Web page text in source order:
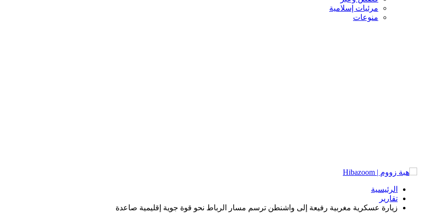
مرئيات إسلامية
منوعات
الرئيسية
تقارير
زيارة عسكرية مغربية رفيعة إلى واشنطن ترسم مسار الرباط نحو قوة جوية إقليمية صاعدة